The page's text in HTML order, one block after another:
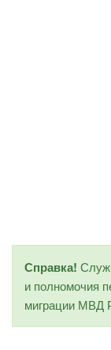
Справка!
и полномочия
миграции МВД